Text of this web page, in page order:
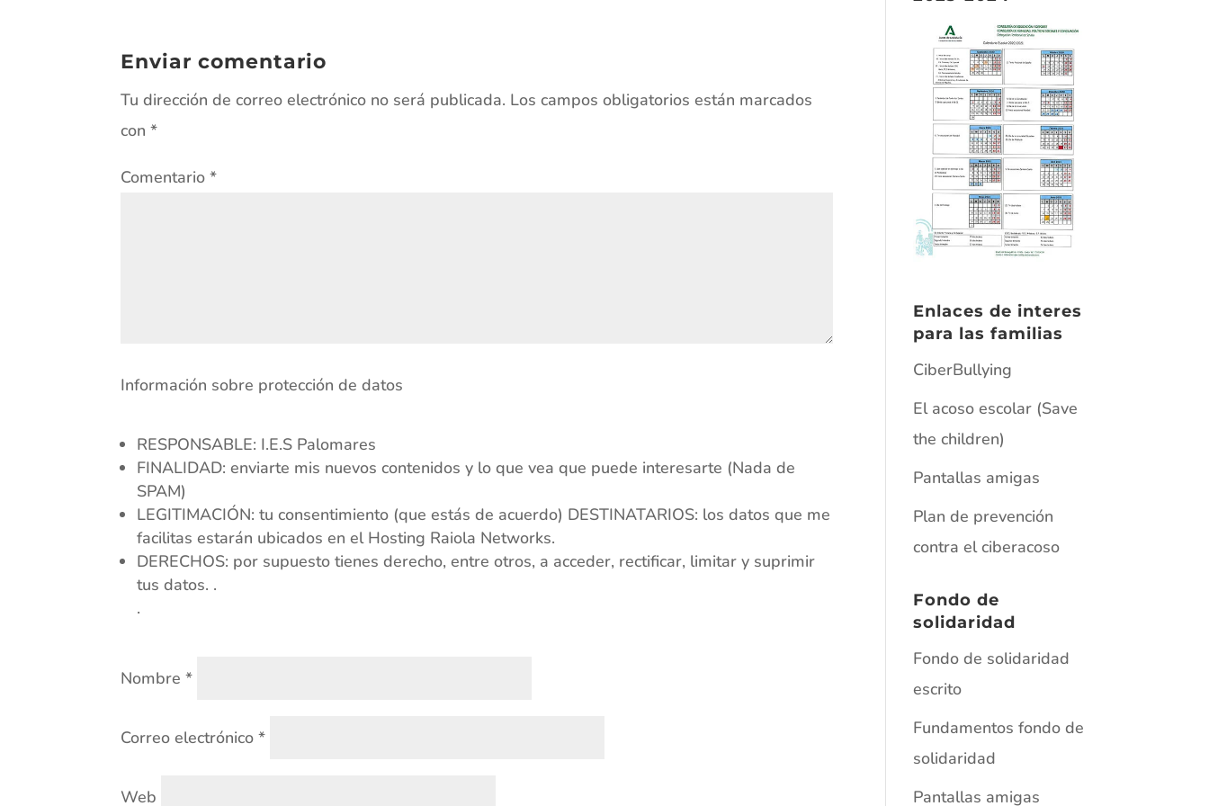
Enviar comentario
Tu dirección de correo electrónico no será publicada. Los campos obligatorios están marcados
con*
Comentario*
Información sobre protección de datos
RESPONSABLE: I.E.S Palomares
FINALIDAD: enviarte mis nuevos contenidos y lo que vea que puede interesarte (Nada de
SPAM)
LEGITIMACIÓN: tu consentimiento (que estás de acuerdo) DESTINATARIOS: los datos que me
facilitas estarán ubicados en el Hosting Raiola Networks.
DERECHOS: por supuesto tienes derecho, entre otros, a acceder, rectificar, limitar y suprimir
tus datos. .
.
Nombre*
Correo electrónico*
Web
Enlaces de interes
para las familias
CiberBullying
El acoso escolar (Save
the children)
Pantallas amigas
Plan de prevención
contra el ciberacoso
Fondo de
solidaridad
Fondo de solidaridad
escrito
Fundamentos fondo de
solidaridad
Pantallas amigas